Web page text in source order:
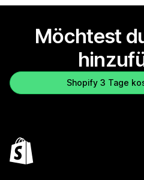
Möchtest
Shopify 3 Tage